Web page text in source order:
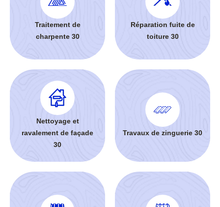
Traitement de
charpente 30
Réparation fuite de
toiture 30
Nettoyage et
ravalement de façade
30
Travaux de zinguerie 30